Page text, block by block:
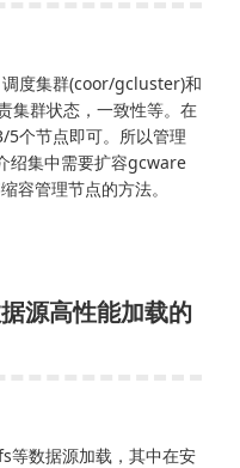
度集群(coor/gcluster)和
集群状态，一致性等。在
5个节点即可。所以管理
绍集中需要扩容gcware
容管理节点的方法。
源高性能加载的
数据源加载，其中在安